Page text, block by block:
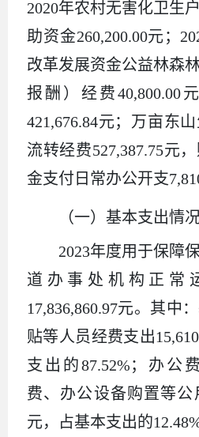
2020年农村无害化卫生
助资金260,200.00元；
改革发展资金公益林森
报酬）经费40,800.00
421,676.84元；万亩东
流转经费527,387.75元
金支付日常办公开支
（一）基本支出情
2023年度用于保障
道办事处机构正常
17,836,860.97元。其中
贴等人员经费支出
支出的87.52%；办公
费、办公设备购置等公
元，占基本支出的12.48%